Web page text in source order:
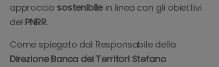
approccio sostenibile in linea con gli obiettivi
del PNRR.
Come spiegato dal Responsabile della
Direzione Banca dei Territori Stefano